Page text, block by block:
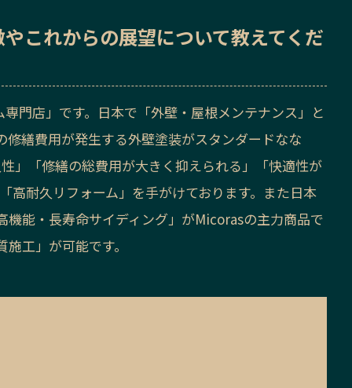
やこれからの展望について教えてくだ
門店」です。日本で「外壁・屋根メンテナンス」と
繕費用が発生する外壁塗装がスタンダードなな
」「修繕の総費用が大きく抑えられる」「快適性が
高耐久リフォーム」を手がけております。また日本
能・長寿命サイディング」がMicorasの主力商品で
工」が可能です。